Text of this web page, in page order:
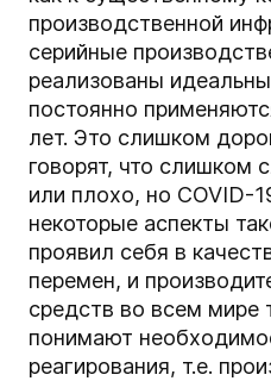
производственной
серийные
реализованы
постоянно
лет. Это слишком
говорят, что слишком
или плохо, но COVID-
некоторые аспекты
проявил себя в
перемен, и
средств во всем мире
понимают
реагирования, т.е.